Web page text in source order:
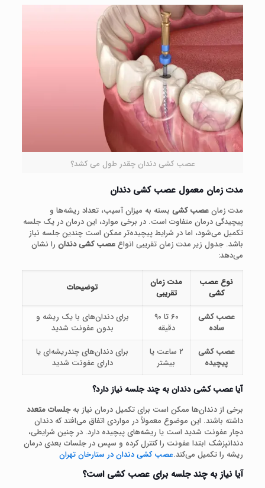
عصب کشی دندان چقدر طول می‌ کشد؟
مدت زمان معمول عصب کشی دندان
مدت زمانعصب کشی بسته به میزان آسیب، تعداد ریشه‌ها و
پیچیدگی درمان متفاوت است. در برخی موارد، این درمان در یک جلسه
تکمیل می‌شود، اما در شرایط پیچیده‌تر ممکن است چندین جلسه نیاز
باشد. جدول زیر مدت زمان تقریبی انواععصب کشی دندانرا نشان
می‌دهد:
نوع عصب
کشی
مدت زمان
تقریبی
توضیحات
عصب کشی
ساده
۶۰ تا ۹۰
دقیقه
برای دندان‌های با یک ریشه و
بدون عفونت شدید
عصب کشی
پیچیده
۲ ساعت یا
بیشتر
برای دندان‌های چندریشه‌ای یا
دارای عفونت شدید
آیا عصب کشی دندان به چند جلسه نیاز دارد؟
برخی از دندان‌ها ممکن است برای تکمیل درمان نیاز بهجلسات متعدد
داشته باشند. این موضوع معمولاً در مواردی اتفاق می‌افتد که دندان
دچار عفونت شدید است یا ریشه‌های پیچیده دارد. در چنین شرایطی،
دندانپزشک ابتدا عفونت را کنترل کرده و سپس در جلسات بعدی درمان
ریشه را تکمیل می‌کند.عصب کشی دندان در ستارخان تهران
آیا نیاز به چند جلسه برای عصب کشی است؟